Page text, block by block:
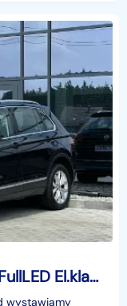
Volkswagen Tiguan II Virtual! FullLED El.klapa Łopatki Head-Up Alkantara Asystent GWARANC